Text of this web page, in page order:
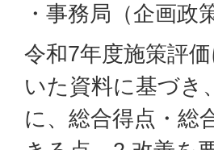
・事務局（企画政
令和7年度施策評
いた資料に基づき
に、総合得点・総